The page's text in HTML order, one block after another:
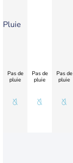
Pluie
Pas de
pluie
Pas de
pluie
Pas de
pluie